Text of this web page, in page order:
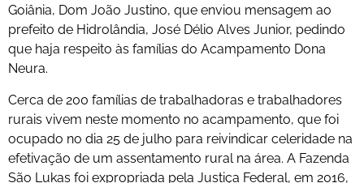
Goiânia, Dom João Justino, que enviou mensagem ao
prefeito de Hidrolândia, José Délio Alves Junior, pedindo
que haja respeito às famílias do Acampamento Dona
Neura.
Cerca de 200 famílias de trabalhadoras e trabalhadores
rurais vivem neste momento no acampamento, que foi
ocupado no dia 25 de julho para reivindicar celeridade na
efetivação de um assentamento rural na área. A Fazenda
São Lukas foi expropriada pela Justiça Federal, em 2016,